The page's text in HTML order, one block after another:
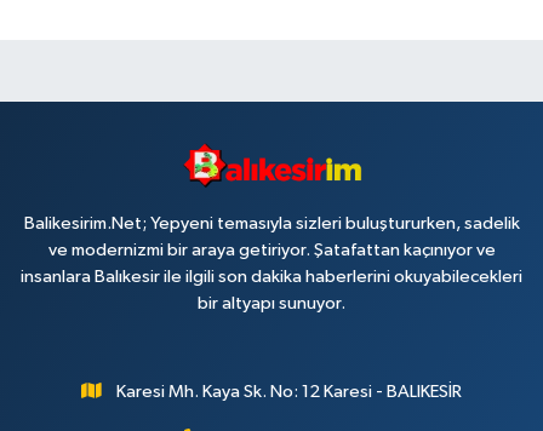
Balikesirim.Net; Yepyeni temasıyla sizleri buluştururken, sadelik
ve modernizmi bir araya getiriyor. Şatafattan kaçınıyor ve
insanlara Balıkesir ile ilgili son dakika haberlerini okuyabilecekleri
bir altyapı sunuyor.
Karesi Mh. Kaya Sk. No: 12 Karesi - BALIKESİR